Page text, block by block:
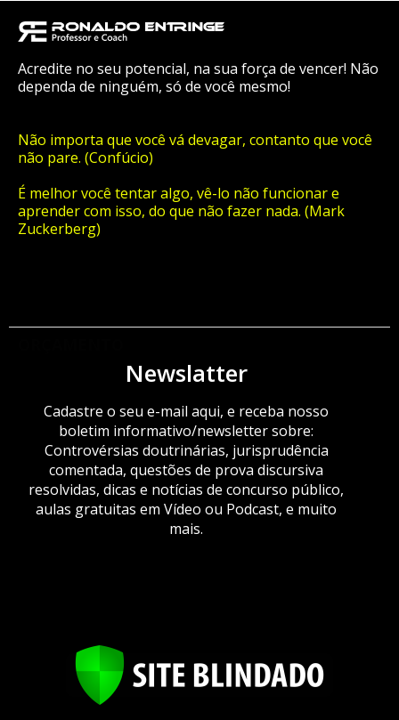
Acredite no seu potencial, na sua força de vencer! Não
dependa de ninguém, só de você mesmo!
Não importa que você vá devagar, contanto que você
não pare. (Confúcio)
É melhor você tentar algo, vê-lo não funcionar e
aprender com isso, do que não fazer nada. (Mark
Zuckerberg)
Newslatter
Cadastre o seu e-mail aqui, e receba nosso
boletim informativo/newsletter sobre:
Controvérsias doutrinárias, jurisprudência
comentada, questões de prova discursiva
resolvidas, dicas e notícias de concurso público,
aulas gratuitas em Vídeo ou Podcast, e muito
mais.